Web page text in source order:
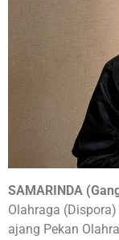
SAMARINDA
Olahraga
ajang Pekan